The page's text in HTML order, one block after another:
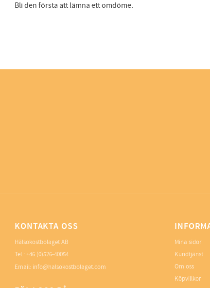
Bli den första att lämna ett omdöme.
KONTAKTA OSS
Hälsokostbolaget AB
Tel.: +46 (0)526-40054
Email: info@halsokostbolaget.com
Mina sidor
Kundtjänst
Om oss
Köpvillkor